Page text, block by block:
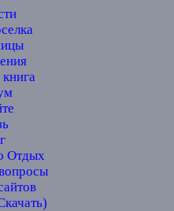
книга
Отдых